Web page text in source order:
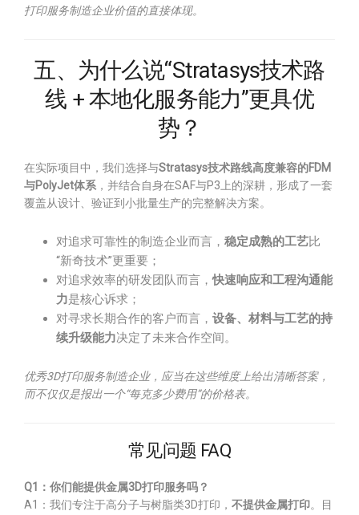
打印服务制造企业价值的直接体现。
五、为什么说“Stratasys技术路
线 + 本地化服务能力”更具优
势？
在实际项目中，我们选择与Stratasys技术路线高度兼容的FDM
与PolyJet体系 ，并结合自身在SAF与P3上的深耕，形成了一套
覆盖从设计、验证到小批量生产的完整解决方案。
对追求可靠性的制造企业而言， 稳定成熟的工艺比
“新奇技术”更重要；
对追求效率的研发团队而言，快速响应和工程沟通能
力是核心诉求；
对寻求长期合作的客户而言， 设备、材料与工艺的持
续升级能力决定了未来合作空间。
优秀3D打印服务制造企业，应当在这些维度上给出清晰答案，
而不仅仅是报出一个“每克多少费用”的价格表。
常见问题 FAQ
Q1：你们能提供金属3D打印服务吗？
A1：我们专注于高分子与树脂类3D打印， 不提供金属打印。目